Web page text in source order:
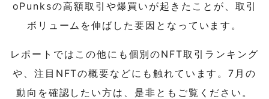
oPunksの高額取引や爆買いが起きたことが、取引
ボリュームを伸ばした要因となっています。
レポートではこの他にも個別のNFT取引ランキング
や、注目NFTの概要などにも触れています。7月の
動向を確認したい方は、是非ともご覧ください。